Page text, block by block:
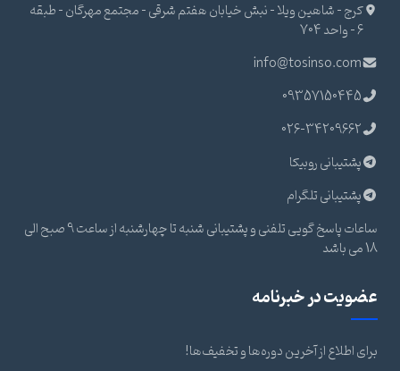
کرج - شاهین ویلا - نبش خیابان هفتم شرقی - مجتمع مهرگان - طبقه
6 - واحد 704
info@tosinso.com
09357150445
026-34209662
پشتیبانی روبیکا
پشتیبانی تلگرام
ساعات پاسخ گویی تلفنی و پشتیبانی شنبه تا چهارشنبه از ساعت 9 صبح الی
18 می باشد
عضویت در خبرنامه
برای اطلاع از آخرین دوره‌ها و تخفیف‌ها!